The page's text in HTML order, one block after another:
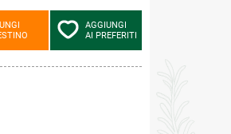
AGGIUNGI
AI PREFERITI